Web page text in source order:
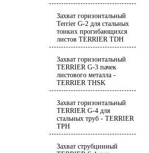
Захват горизонтальный
Terrier G-2 для стальных
тонких прогибающихся
листов TERRIER TDH
Захват горизонтальный
TERRIER G-3 пачек
листового металла -
TERRIER THSK
Захват горизонтальный
TERRIER G-4 для
стальных труб - TERRIER
TРH
Захват струбцинный